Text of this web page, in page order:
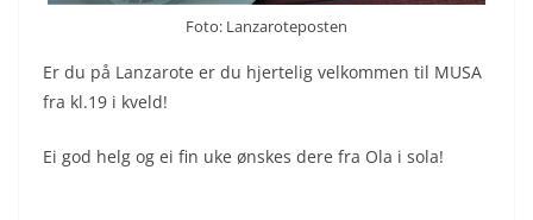
Foto: Lanzaroteposten
Er du på Lanzarote er du hjertelig velkommen til MUSA
fra kl.19 i kveld!
Ei god helg og ei fin uke ønskes dere fra Ola i sola!